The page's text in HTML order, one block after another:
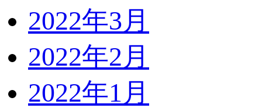
2022年3月
2022年2月
2022年1月